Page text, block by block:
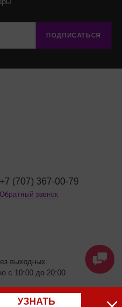
ПОДПИСАТЬСЯ
+7 (707) 367-00-79
Обратный звонок
выходных.
с 10:00 до 20:00.
УЗНАТЬ